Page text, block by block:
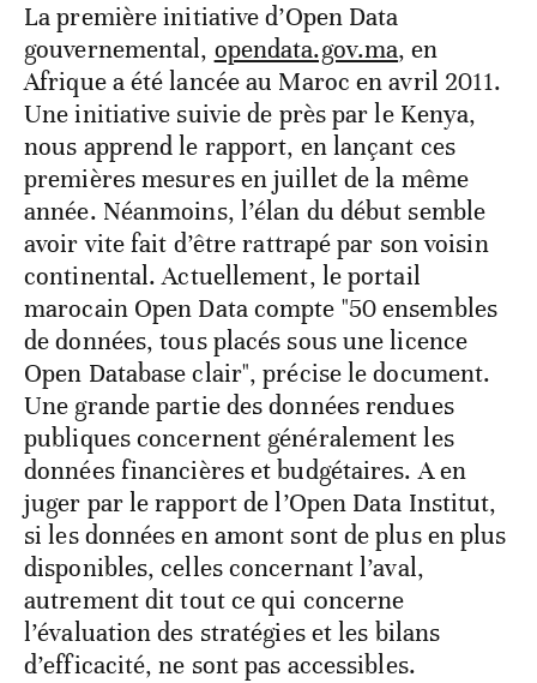
La première initiative d’Open Data
gouvernemental, opendata.gov.ma, en
Afrique a été lancée au Maroc en avril 2011.
Une initiative suivie de près par le Kenya,
nous apprend le rapport, en lançant ces
premières mesures en juillet de la même
année. Néanmoins, l’élan du début semble
avoir vite fait d’être rattrapé par son voisin
continental. Actuellement, le portail
marocain Open Data compte "50 ensembles
de données, tous placés sous une licence
Open Database clair", précise le document.
Une grande partie des données rendues
publiques concernent généralement les
données financières et budgétaires. A en
juger par le rapport de l’Open Data Institut,
si les données en amont sont de plus en plus
disponibles, celles concernant l’aval,
autrement dit tout ce qui concerne
l’évaluation des stratégies et les bilans
d’efficacité, ne sont pas accessibles.